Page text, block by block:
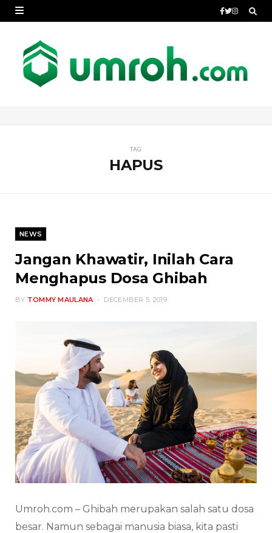
TAG
HAPUS
NEWS
Jangan Khawatir, Inilah Cara
Menghapus Dosa Ghibah
BY TOMMY MAULANA DECEMBER 5, 2019
Umroh.com – Ghibah merupakan salah satu dosa
besar. Namun sebagai manusia biasa, kita pasti